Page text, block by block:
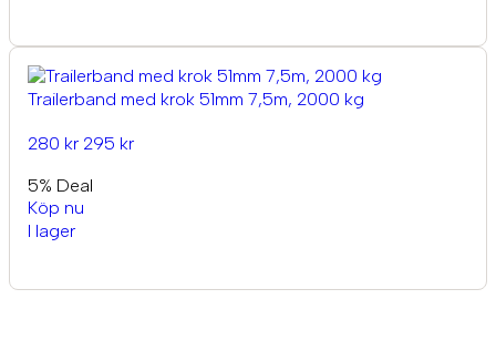
Trailerband med krok 51mm 7,5m, 2000 kg
280 kr 295 kr
5% Deal
Köp nu
I lager